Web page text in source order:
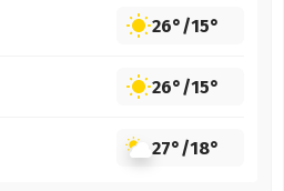
26°/15°
26°/15°
27°/18°